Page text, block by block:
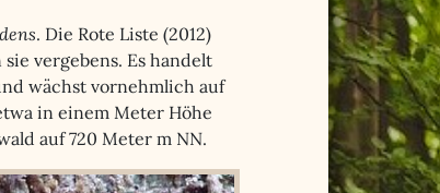
. Die Rote Liste (2012)
vergebens. Es handelt
wächst vornehmlich auf
in einem Meter Höhe
auf 720 Meter m NN.